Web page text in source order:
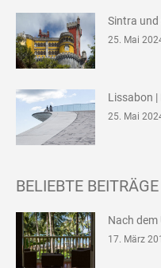
Sintra und
25. Mai
Lissabon |
25. Mai
BELIEBTE BEITRÄGE
Nach dem
17. März